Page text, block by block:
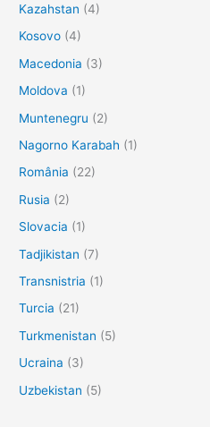
Kazahstan (4)
Kosovo (4)
Macedonia (3)
Moldova (1)
Muntenegru (2)
Nagorno Karabah (1)
România (22)
Rusia (2)
Slovacia (1)
Tadjikistan (7)
Transnistria (1)
Turcia (21)
Turkmenistan (5)
Ucraina (3)
Uzbekistan (5)